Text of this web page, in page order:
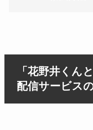
「花野井くん
配信サービス